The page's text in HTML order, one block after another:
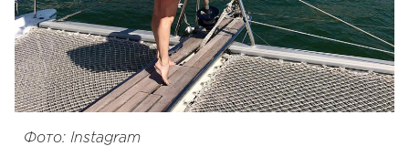
Фото: Instagram